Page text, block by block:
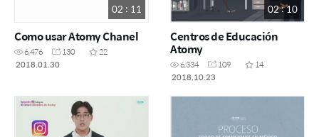
02 : 11
Como usar Atomy Chanel
6,476 130
22
2018.01.30
02 : 10
Centros de Educación
Atomy
6,334 109
14
2018.10.23